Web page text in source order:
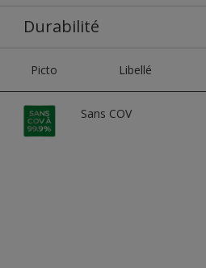
Durabilité
Picto Libellé
Sans COV